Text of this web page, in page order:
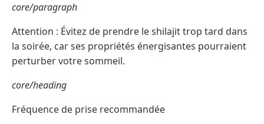
core/paragraph
Attention : Évitez de prendre le shilajit trop tard dans
la soirée, car ses propriétés énergisantes pourraient
perturber votre sommeil.
core/heading
Fréquence de prise recommandée